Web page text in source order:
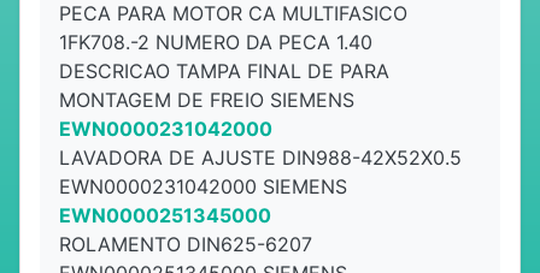
PECA PARA MOTOR CA MULTIFASICO
1FK708.-2 NUMERO DA PECA 1.40
DESCRICAO TAMPA FINAL DE PARA
MONTAGEM DE FREIO SIEMENS
EWN0000231042000
LAVADORA DE AJUSTE DIN988-42X52X0.5
EWN0000231042000 SIEMENS
EWN0000251345000
ROLAMENTO DIN625-6207